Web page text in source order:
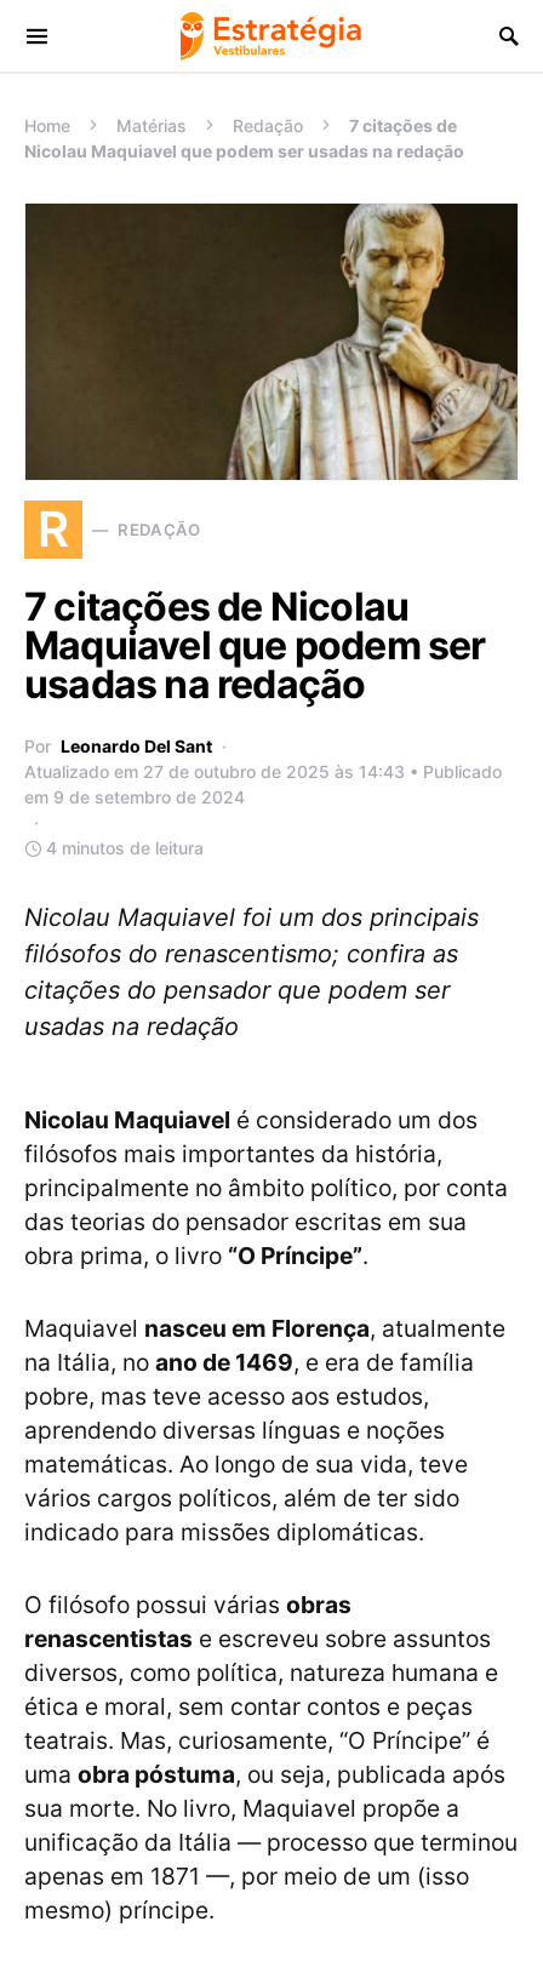
Procurar:
Home Matérias Redação
7 citações de
Nicolau Maquiavel que podem ser usadas na redação
R REDAÇÃO
7 citações de Nicolau
Maquiavel que podem ser
usadas na redação
Por Leonardo Del Sant
Atualizado em 27 de outubro de 2025 às 14:43 • Publicado
em 9 de setembro de 2024
4 minutos de leitura
Nicolau Maquiavel foi um dos principais
filósofos do renascentismo; confira as
citações do pensador que podem ser
usadas na redação
Nicolau Maquiavel é considerado um dos
filósofos mais importantes da história,
principalmente no âmbito político, por conta
das teorias do pensador escritas em sua
obra prima, o livro “O Príncipe”.
Maquiavel nasceu em Florença, atualmente
na Itália, no ano de 1469, e era de família
pobre, mas teve acesso aos estudos,
aprendendo diversas línguas e noções
matemáticas. Ao longo de sua vida, teve
vários cargos políticos, além de ter sido
indicado para missões diplomáticas.
O filósofo possui várias obras
renascentistas e escreveu sobre assuntos
diversos, como política, natureza humana e
ética e moral, sem contar contos e peças
teatrais. Mas, curiosamente, “O Príncipe” é
uma obra póstuma, ou seja, publicada após
sua morte. No livro, Maquiavel propõe a
unificação da Itália — processo que terminou
apenas em 1871 —, por meio de um (isso
mesmo) príncipe.